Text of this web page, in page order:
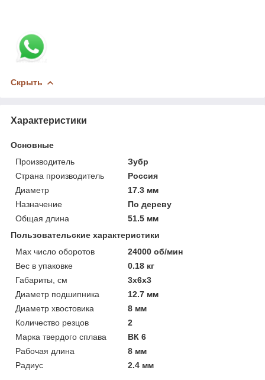
Скрыть
Характеристики
Основные
Производитель
Зубр
Страна производитель
Россия
Диаметр
17.3 мм
Назначение
По дереву
Общая длина
51.5 мм
Пользовательские характеристики
Max число оборотов
24000 об/мин
Вес в упаковке
0.18 кг
Габариты, см
3х6х3
Диаметр подшипника
12.7 мм
Диаметр хвостовика
8 мм
Количество резцов
2
Марка твердого сплава
ВК 6
Рабочая длина
8 мм
Радиус
2.4 мм